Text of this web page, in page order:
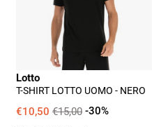
Nero
Lotto
T-SHIRT LOTTO UOMO - NERO
€10,50 €15,00 -30%